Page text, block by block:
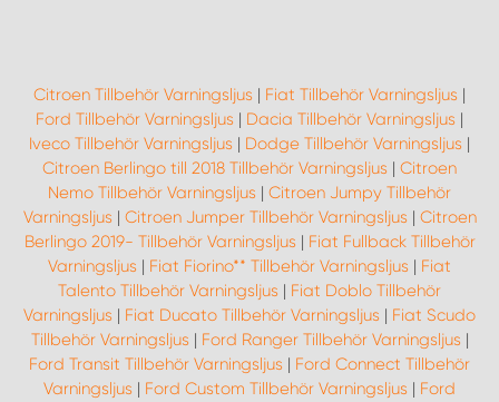
Citroen Tillbehör Varningsljus | Fiat Tillbehör Varningsljus |
Ford Tillbehör Varningsljus | Dacia Tillbehör Varningsljus |
Iveco Tillbehör Varningsljus | Dodge Tillbehör Varningsljus |
Citroen Berlingo till 2018 Tillbehör Varningsljus | Citroen
Nemo Tillbehör Varningsljus | Citroen Jumpy Tillbehör
Varningsljus | Citroen Jumper Tillbehör Varningsljus | Citroen
Berlingo 2019- Tillbehör Varningsljus | Fiat Fullback Tillbehör
Varningsljus | Fiat Fiorino** Tillbehör Varningsljus | Fiat
Talento Tillbehör Varningsljus | Fiat Doblo Tillbehör
Varningsljus | Fiat Ducato Tillbehör Varningsljus | Fiat Scudo
Tillbehör Varningsljus | Ford Ranger Tillbehör Varningsljus |
Ford Transit Tillbehör Varningsljus | Ford Connect Tillbehör
Varningsljus | Ford Custom Tillbehör Varningsljus | Ford